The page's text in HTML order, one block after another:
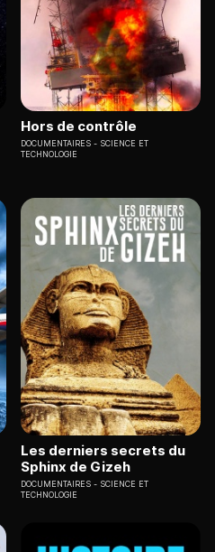
Hors de contrôle
DOCUMENTAIRES
SCIENCE ET
TECHNOLOGIE
Les derniers secrets du
Sphinx de Gizeh
DOCUMENTAIRES
SCIENCE ET
TECHNOLOGIE